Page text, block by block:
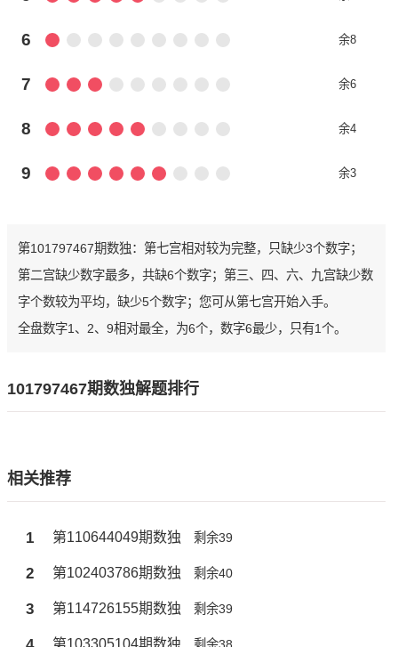
6 余8
7 余6
8 余4
9 余3
第101797467期数独：第七宫相对较为完整，只缺少3个数字；
第二宫缺少数字最多，共缺6个数字；第三、四、六、九宫缺少数
字个数较为平均，缺少5个数字；您可从第七宫开始入手。
全盘数字1、2、9相对最全，为6个，数字6最少，只有1个。
101797467期数独解题排行
相关推荐
1 第110644049期数独 剩余39
2 第102403786期数独 剩余40
3 第114726155期数独 剩余39
第103305104期数独